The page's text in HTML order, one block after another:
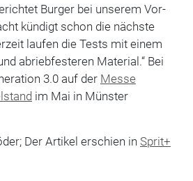
Burger bei unserem Vor-
kündigt schon die nächste
laufen die Tests mit einem
abriebfesteren Material.“ Bei
3.0 auf der Messe
im Mai in Münster
Der Artikel erschien in Sprit+